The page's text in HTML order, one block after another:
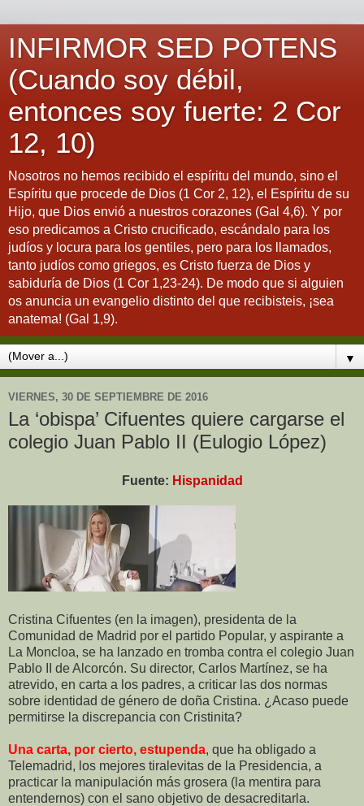
INFIRMOR SED POTENS
(Cuando soy débil,
entonces soy fuerte: 2 Cor
12, 10)
Nosotros no hemos recibido el espíritu del mundo, sino el
Espíritu que procede de Dios (1 Cor 2, 12), el Espíritu de su
Hijo, que Dios envió a nuestros corazones (Gal 4,6). Y por
eso predicamos a Cristo crucificado, escándalo para los
judíos y locura para los gentiles, pero para los llamados,
tanto judíos como griegos, es Cristo fuerza de Dios y
sabiduría de Dios (1 Cor 1,23-24). De modo que si alguien
os anuncia un evangelio distinto del que recibisteis, ¡sea
anatema! (Gal 1,9).
▼
VIERNES, 30 DE SEPTIEMBRE DE 2016
La ‘obispa’ Cifuentes quiere cargarse el
colegio Juan Pablo II (Eulogio López)
Fuente: Hispanidad
Cristina Cifuentes (en la imagen), presidenta de la
Comunidad de Madrid por el partido Popular, y aspirante a
La Moncloa, se ha lanzado en tromba contra el colegio Juan
Pablo II de Alcorcón. Su director, Carlos Martínez, se ha
atrevido, en carta a los padres, a criticar las dos normas
sobre identidad de género de doña Cristina. ¿Acaso puede
permitirse la discrepancia con Cristinita?
Una carta, por cierto, estupenda, que ha obligado a
Telemadrid, los mejores tiralevitas de la Presidencia, a
practicar la manipulación más grosera (la mentira para
entendernos) con el sano objetivo de desacreditarla.